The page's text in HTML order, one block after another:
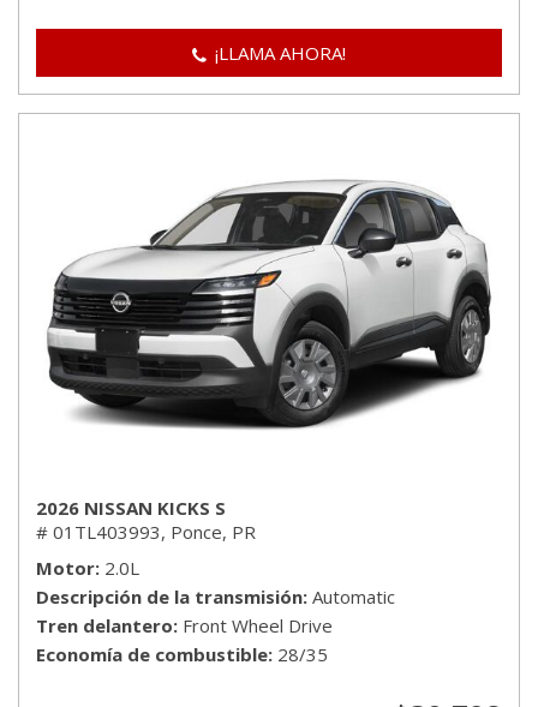
¡LLAMA AHORA!
2026 NISSAN KICKS S
# 01TL403993, Ponce, PR
Motor 2.0L
Descripción de la transmisión Automatic
Tren delantero Front Wheel Drive
Economía de combustible 28/35